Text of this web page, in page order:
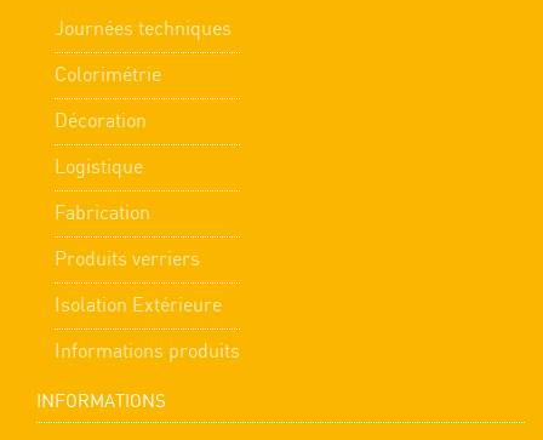
Journées techniques
Colorimétrie
Décoration
Logistique
Fabrication
Produits verriers
Isolation Extérieure
Informations produits
INFORMATIONS